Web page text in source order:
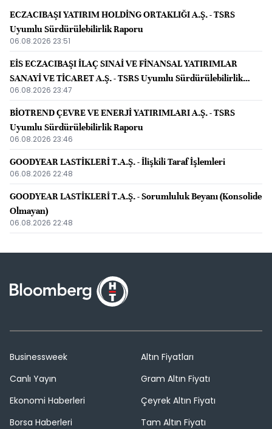
ECZACIBAŞI YATIRIM HOLDİNG ORTAKLIĞI A.Ş. - TSRS
Uyumlu Sürdürülebilirlik Raporu
06.08.2026 23:51
EİS ECZACIBAŞI İLAÇ SINAİ VE FİNANSAL YATIRIMLAR
SANAYİ VE TİCARET A.Ş. - TSRS Uyumlu Sürdürülebilirlik
Raporu
06.08.2026 23:47
BİOTREND ÇEVRE VE ENERJİ YATIRIMLARI A.Ş. - TSRS
Uyumlu Sürdürülebilirlik Raporu
06.08.2026 23:46
GOODYEAR LASTİKLERİ T.A.Ş. - İlişkili Taraf İşlemleri
06.08.2026 22:48
GOODYEAR LASTİKLERİ T.A.Ş. - Sorumluluk Beyanı (Konsolide
Olmayan)
06.08.2026 22:48
Businessweek
Canlı Yayın
Ekonomi Haberleri
Borsa Haberleri
Altın Fiyatları
Gram Altın Fiyatı
Çeyrek Altın Fiyatı
Tam Altın Fiyatı